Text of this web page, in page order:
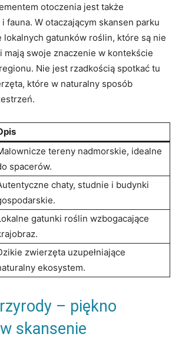
‌otoczenia jest także
‍fauna. ​W ⁢otaczającym skansen parku
lokalnych gatunków roślin, które są ⁢nie⁢
mają⁣ swoje znaczenie w kontekście
Nie jest rzadkością ‍spotkać tu
które w naturalny sposób
tereny nadmorskie, idealne
spacerów.
chaty, studnie ⁢i budynki
⁤gatunki roślin‌ wzbogacające
zwierzęta‍ uzupełniające
ekosystem.
– piękno
skansenie